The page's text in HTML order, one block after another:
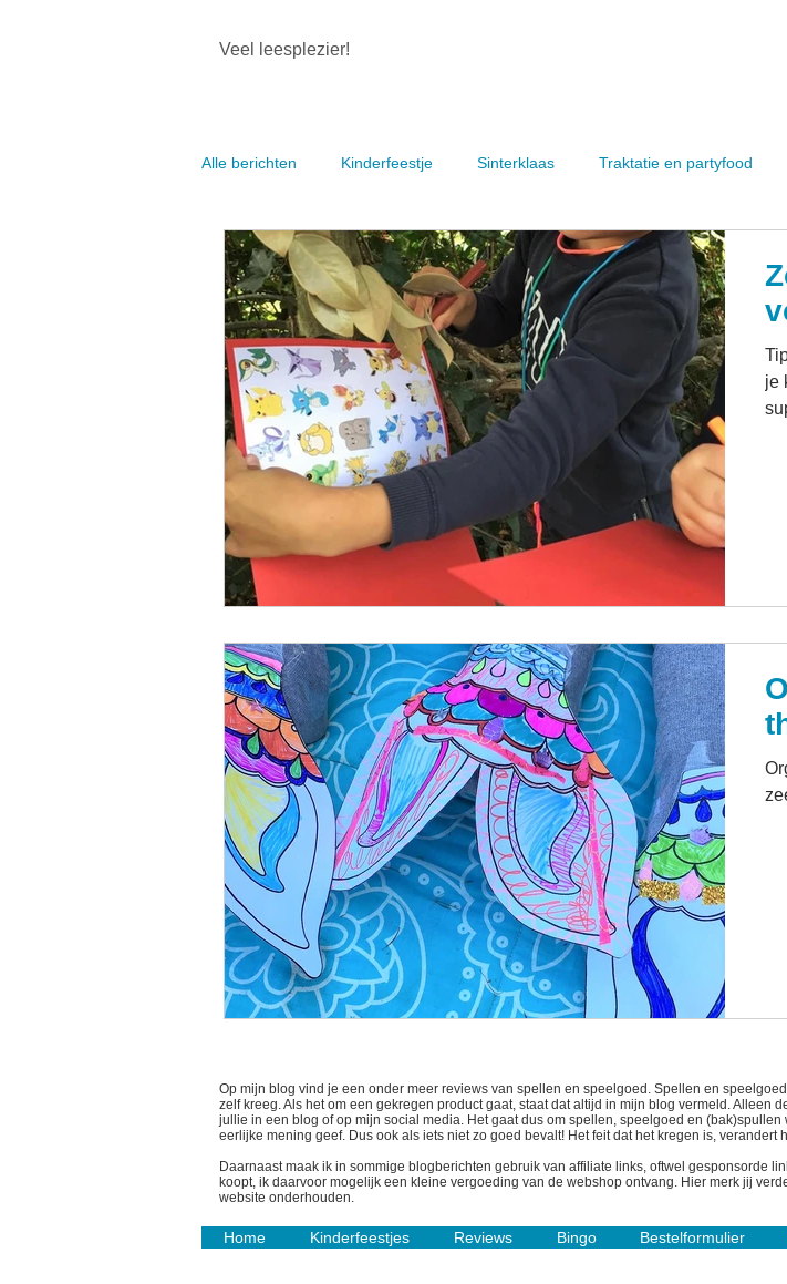
Veel leesplezier!
Alle berichten Kinderfeestje Sinterklaas Traktatie en partyfood
Tips
je
Op mijn blog vind je een onder meer reviews van spellen en speelgoed. Spellen en
zelf kreeg. Als het om een gekregen product gaat, staat dat altijd in mijn blog vermeld.
jullie in een blog of op mijn social media. Het gaat dus om spellen, speelgoed en
eerlijke mening geef. Dus ook als iets niet zo goed bevalt! Het feit dat het kregen is,
Daarnaast maak ik in sommige blogberichten gebruik van affiliate links, oftwel gesponsorde
koopt, ik daarvoor mogelijk een kleine vergoeding van de webshop ontvang. Hier merk jij
website onderhouden.
Home Kinderfeestjes Reviews Bingo Bestelformulier